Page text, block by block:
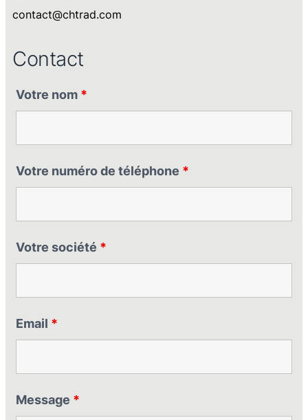
contact@chtrad.com
Contact
Votre nom *
Votre numéro de téléphone *
Votre société *
Email *
Message *